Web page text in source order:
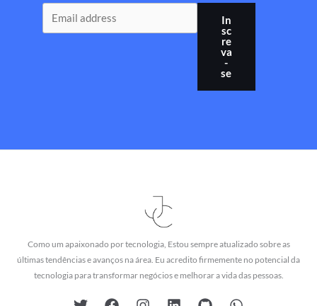
In
sc
re
va
-
se
Como um apaixonado por tecnologia, Estou sempre atualizado sobre as
últimas tendências e avanços na área. Eu acredito firmemente no potencial da
tecnologia para transformar negócios e melhorar a vida das pessoas.